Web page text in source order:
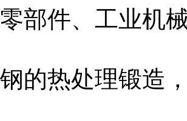
零部件、工业机
钢的热处理锻造